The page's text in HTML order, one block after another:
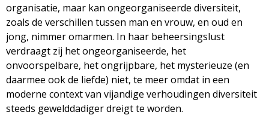
organisatie, maar kan ongeorganiseerde diversiteit,
zoals de verschillen tussen man en vrouw, en oud en
jong, nimmer omarmen. In haar beheersingslust
verdraagt zij het ongeorganiseerde, het
onvoorspelbare, het ongrijpbare, het mysterieuze (en
daarmee ook de liefde) niet, te meer omdat in een
moderne context van vijandige verhoudingen diversiteit
steeds gewelddadiger dreigt te worden.